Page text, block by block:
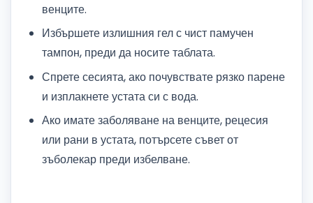
венците.
Избършете излишния гел с чист памучен
тампон, преди да носите таблата.
Спрете сесията, ако почувствате рязко парене
и изплакнете устата си с вода.
Ако имате заболяване на венците, рецесия
или рани в устата, потърсете съвет от
зъболекар преди избелване.